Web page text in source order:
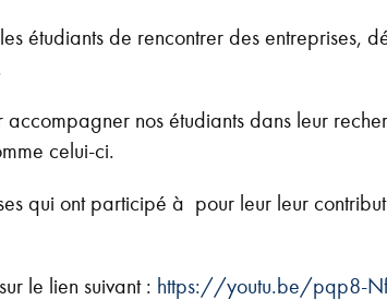
étudiants de rencontrer des entreprises,
accompagner nos étudiants dans leur
celui-ci.
qui ont participé à pour leur leur
le lien suivant : https://youtu.be/pqp8-